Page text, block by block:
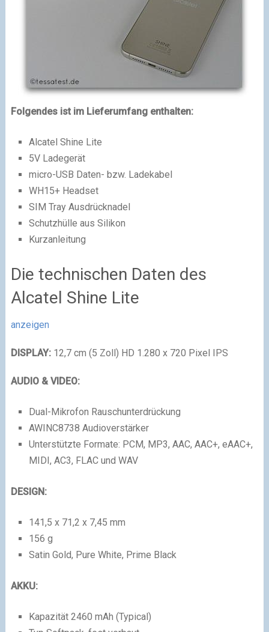
Folgendes ist im Lieferumfang enthalten:
Alcatel Shine Lite
5V Ladegerät
micro-USB Daten- bzw. Ladekabel
WH15+ Headset
SIM Tray Ausdrücknadel
Schutzhülle aus Silikon
Kurzanleitung
Die technischen Daten des
Alcatel Shine Lite
anzeigen
DISPLAY: 12,7 cm (5 Zoll) HD 1.280 x 720 Pixel IPS
AUDIO & VIDEO:
Dual-Mikrofon Rauschunterdrückung
AWINC8738 Audioverstärker
Unterstützte Formate: PCM, MP3, AAC, AAC+, eAAC+,
MIDI, AC3, FLAC und WAV
DESIGN:
141,5 x 71,2 x 7,45 mm
156 g
Satin Gold, Pure White, Prime Black
AKKU:
Kapazität 2460 mAh (Typical)